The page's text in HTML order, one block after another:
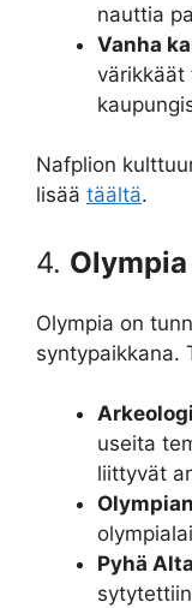
nauttia
Vanha
värikkäät
Nafplion
lisää täältä.
4. Olympia
Olympia on
syntypaikkana.
useita
liittyvät
Pyhä